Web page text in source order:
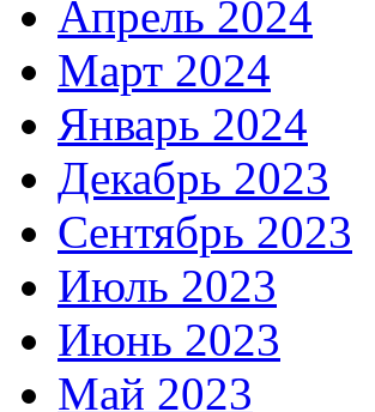
Апрель 2024
Март 2024
Январь 2024
Декабрь 2023
Сентябрь 2023
Июль 2023
Июнь 2023
Май 2023